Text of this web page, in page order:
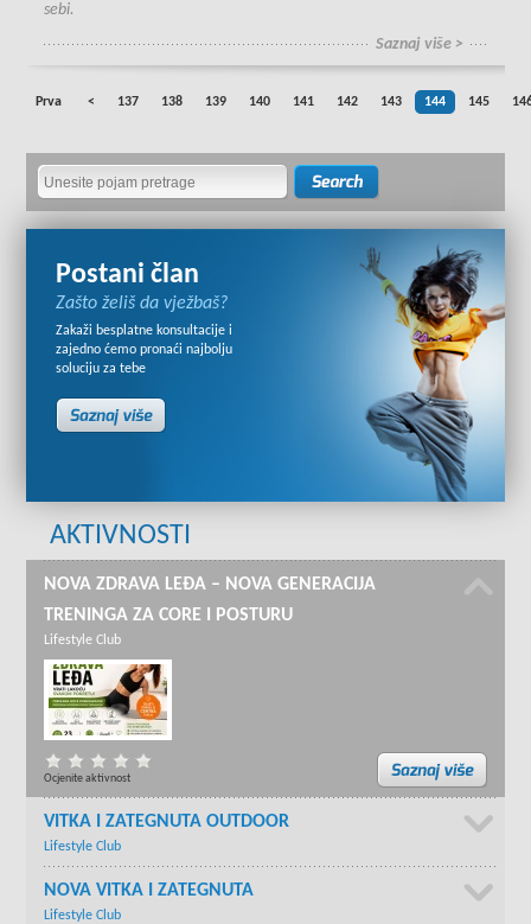
sebi.
Saznaj više >
Prva < 137 138 139 140 141 142 143 144 145
Postani član
Zašto želiš da vježbaš?
Zakaži besplatne konsultacije i
zajedno ćemo pronaći najbolju
soluciju za tebe
AKTIVNOSTI
NOVA ZDRAVA LEĐA – NOVA GENERACIJA
TRENINGA ZA CORE I POSTURU
Lifestyle Club
Ocjenite aktivnost
VITKA I ZATEGNUTA OUTDOOR
Lifestyle Club
NOVA VITKA I ZATEGNUTA
Lifestyle Club